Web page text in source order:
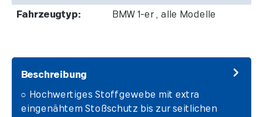
Fahrzeugtyp: BMW 1-er , alle Modelle
Beschreibung
○ Hochwertiges Stoffgewebe mit extra
eingenähtem Stoßschutz bis zur seitlichen